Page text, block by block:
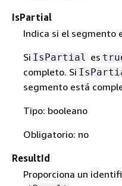
IsPartial
Indica si el segmento
Si IsPartial es
completo. Si
segmento está
Tipo: booleano
Obligatorio: no
ResultId
Proporciona un